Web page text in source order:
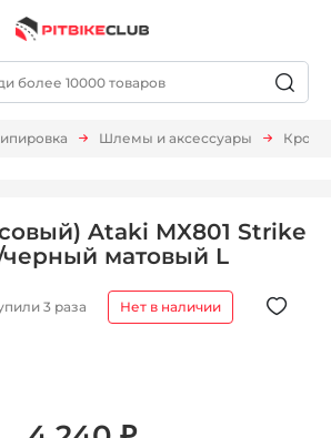
Шлемы и аксессуары
Ataki MX801 Strike
матовый L
3 раза Нет в наличии